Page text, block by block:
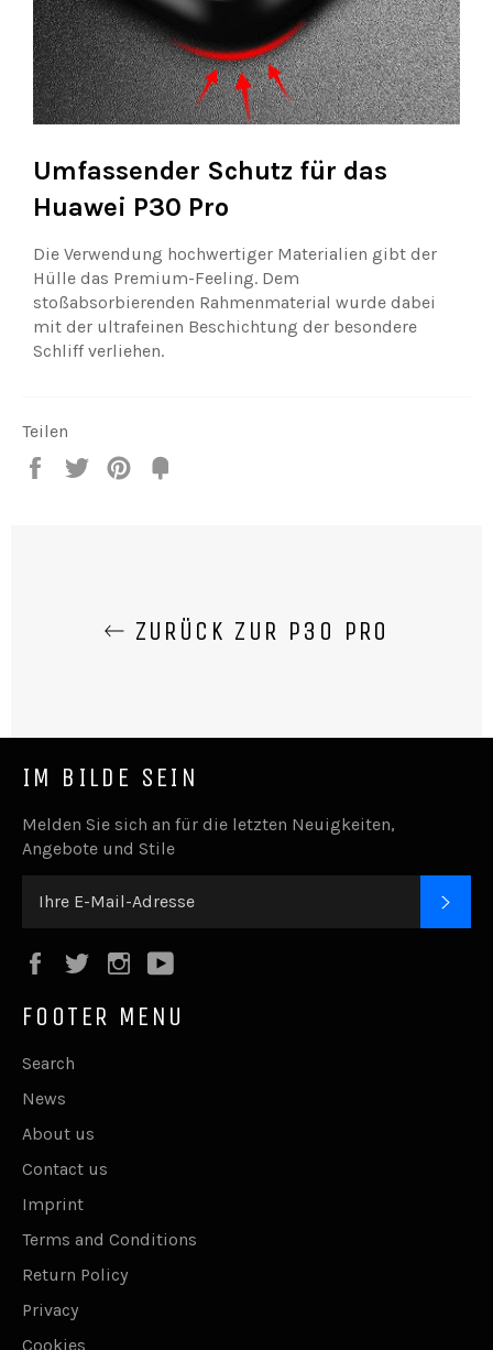
Umfassender Schutz für das
Huawei P30 Pro
Die Verwendung hochwertiger Materialien gibt der
Hülle das Premium-Feeling. Dem
stoßabsorbierenden Rahmenmaterial wurde dabei
mit der ultrafeinen Beschichtung der besondere
Schliff verliehen.
Teilen
Teilen
Twittern
Pin
ZURÜCK ZUR P30 PRO
IM BILDE SEIN
Melden Sie sich an für die letzten Neuigkeiten,
Angebote und Stile
FacebookTwitterInstagram
FOOTER MENU
Search
News
About us
Contact us
Imprint
Terms and Conditions
Return Policy
Privacy
Cookies